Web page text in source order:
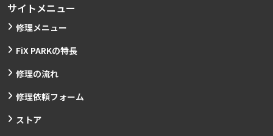
サイトメニュー
修理メニュー
FiX PARKの特長
修理の流れ
修理依頼フォーム
ストア